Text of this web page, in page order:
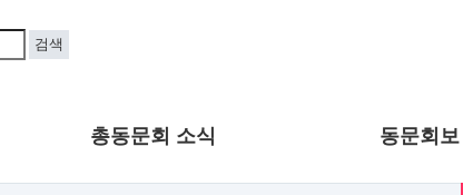
총동문회 소식 동문회보